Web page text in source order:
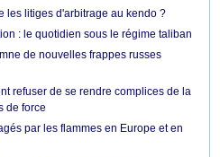
les litiges d'arbitrage au kendo ?
: le quotidien sous le régime taliban
de nouvelles frappes russes
refuser de se rendre complices de la
de force
par les flammes en Europe et en